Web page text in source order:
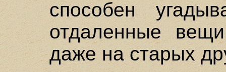
способен
отдаленные
даже на старых